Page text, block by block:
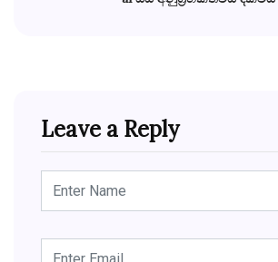
Leave a Reply